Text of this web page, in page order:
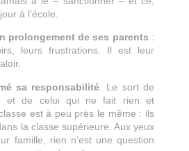
à l’école.
prolongement de ses parents :
leurs frustrations. Il est leur
sa responsabilité . Le sort de
et de celui qui ne fait rien et
est à peu près le même : ils
la classe supérieure. Aux yeux
famille, rien n’est une question